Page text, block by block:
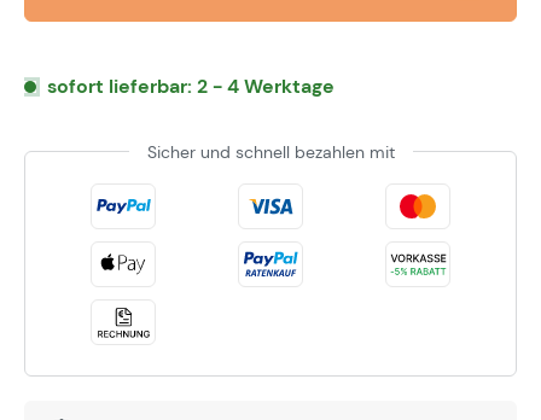
sofort lieferbar: 2 - 4 Werktage
Sicher und schnell bezahlen mit